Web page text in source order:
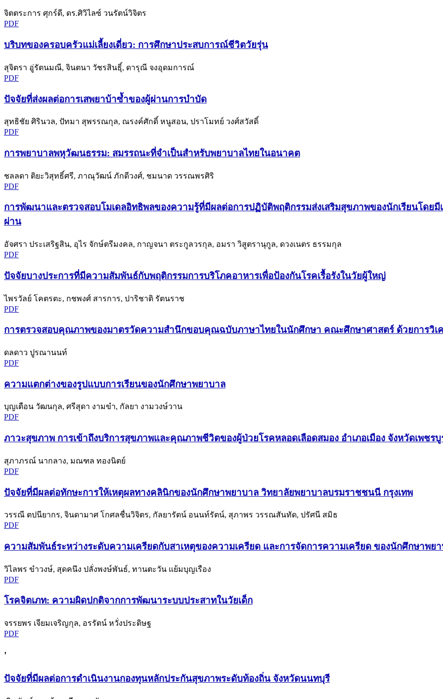
จิตตระการ ศุกร์ดี, ดร.ศิวิไลซ์ วนรัตน์วิจิตร
PDF
บริบทของครอบครัวแม่เลี้ยงเดี่ยว: การศึกษาประสบการณ์ชีวิตวัยรุ่น
สุจิตรา อู่รัตนมณี, จินตนา วัชรสินธุิ์, ดารุณี จงอุดมการณ์
PDF
ปัจจัยที่ส่งผลต่อการเสพยาบ้าซ้ำของผู้ผ่านการบำบัด
สุทธิชัย ศิรินวล, ปัทมา สุพรรณกุล, ณรงค์ศักดิ์ หนูสอน, ปราโมทย์ วงศ์สวัสดิ์
PDF
การพยาบาลพหุวัฒนธรรม: สมรรถนะที่จำเป็นสำหรับพยาบาลไทยในอนาคต
ชลลดา ติยะวิสุทธิ์ศรี, ภาณุวัฒน์ ภักดีวงศ์, ชมนาด วรรณพรศิริ
PDF
การพัฒนาและตรวจสอบโมเดลอิทธิพลของความรู้ที่มีผลต่อการปฏิบัติพฤติกรรมส่งเสริมสุขภาพของนักเรียนโดยมี
ผ่าน
อัจศรา ประเสริฐสิน, อุไร จักษ์ตรีมงคล, กาญจนา ตระกูลวรกุล, อมรา วิสูตรานุกูล, ดวงเนตร ธรรมกุล
PDF
ปัจจัยบางประการที่มีความสัมพันธ์กับพฤติกรรมการบริโภคอาหารเพื่อป้องกันโรคเรื้อรังในวัยผู้ใหญ่
ไพรวัลย์ โคตรตะ, กชพงศ์ สารการ, ปาริชาติ รัตนราช
PDF
การตรวจสอบคุณภาพของมาตรวัดความสำนึกขอบคุณฉบับภาษาไทยในนักศึกษา คณะศึกษาศาสตร์ ด้วยการวิเ
ดลดาว ปูรณานนท์
PDF
ความแตกต่างของรูปแบบการเรียนของนักศึกษาพยาบาล
บุญเตือน วัฒนกุล, ศรีสุดา งามขำ, กัลยา งามวงษ์วาน
PDF
ภาวะสุขภาพ การเข้าถึงบริการสุขภาพและคุณภาพชีวิตของผู้ป่วยโรคหลอดเลือดสมอง อำเภอเมือง จังหวัดเพชร
สุภาภรณ์ นากลาง, มณฑล ทองนิตย์
PDF
ปัจจัยที่มีผลต่อทักษะการให้เหตุผลทางคลินิกของนักศึกษาพยาบาล วิทยาลัยพยาบาลบรมราชชนนี กรุงเทพ
วรรณี ตปนียากร, จินดามาศ โกศลชื่นวิจิตร, กัลยารัตน์ อนนท์รัตน์, สุภาพร วรรณสันทัด, ปรัศนี สมิธ
PDF
ความสัมพันธ์ระหว่างระดับความเครียดกับสาเหตุของความเครียด และการจัดการความเครียด ของนักศึกษาพ
วิไลพร ขำวงษ์, สุดคนึง ปลั่งพงษ์พันธ์, ทานตะวัน แย้มบุญเรือง
PDF
โรคจิตเภท: ความผิดปกติจากการพัฒนาระบบประสาทในวัยเด็ก
จรรยพร เจียมเจริญกุล, อรรัตน์ หวั่งประดิษฐ
PDF
'
ปัจจัยที่มีผลต่อการดำเนินงานกองทุนหลักประกันสุขภาพระดับท้องถิ่น จังหวัดนนทบุรี